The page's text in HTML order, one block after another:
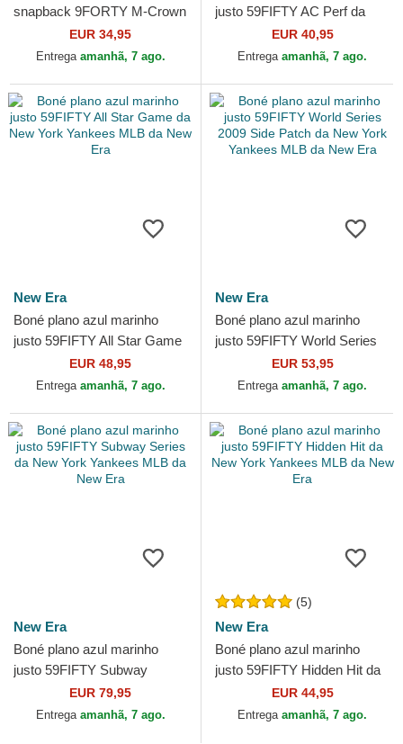
snapback 9FORTY M-Crown
Hall Of Fame da New York
Yankees MLB da New Era
EUR 34,95
Entrega amanhã, 7 ago.
justo 59FIFTY AC Perf da
New York Yankees MLB da
New Era
EUR 40,95
Entrega amanhã, 7 ago.
New Era
Boné plano azul marinho
justo 59FIFTY All Star Game
da New York Yankees MLB
da New Era
EUR 48,95
Entrega amanhã, 7 ago.
New Era
Boné plano azul marinho
justo 59FIFTY World Series
2009 Side Patch da New
York Yankees MLB da New...
EUR 53,95
Entrega amanhã, 7 ago.
New Era
Boné plano azul marinho
justo 59FIFTY Subway
Series da New York Yankees
MLB da New Era
EUR 79,95
Entrega amanhã, 7 ago.
(5)
New Era
Boné plano azul marinho
justo 59FIFTY Hidden Hit da
New York Yankees MLB da
New Era
EUR 44,95
Entrega amanhã, 7 ago.